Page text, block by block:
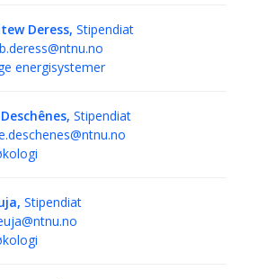
Deress, Stipendiat
energisystemer
Stipendiat
Stipendiat